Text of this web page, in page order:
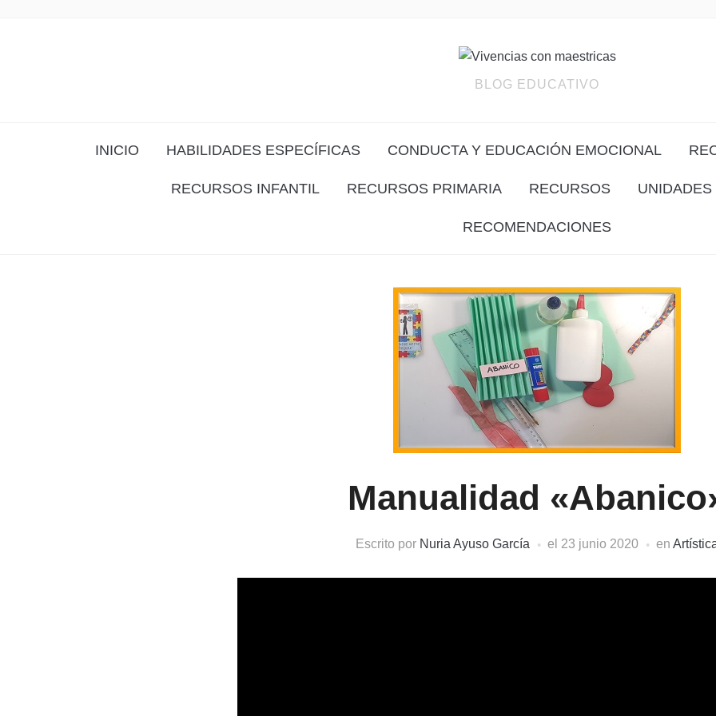
BLOG EDUCATIVO
INICIO HABILIDADES ESPECÍFICAS CONDUCTA Y EDUCACIÓN EMOCIONAL
RECURSOS INFANTIL RECURSOS PRIMARIA RECURSOS
RECOMENDACIONES
Manualidad
Escrito por Nuria Ayuso García el 23 junio 2020 en